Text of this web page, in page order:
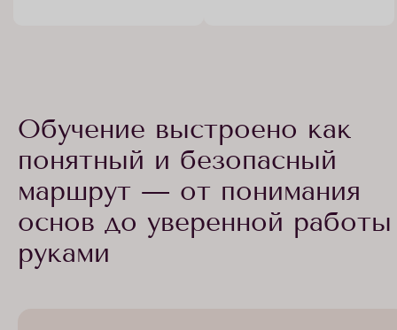
Обучение выстроено как
понятный и безопасный
маршрут — от понимания
основ до уверенной работы
руками